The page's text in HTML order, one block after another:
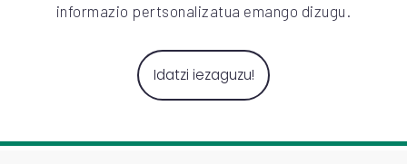
informazio pertsonalizatua emango dizugu.
Idatzi iezaguzu!